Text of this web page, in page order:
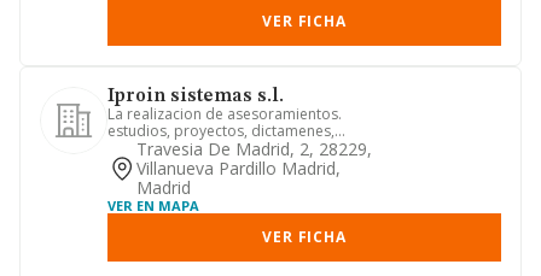
VER FICHA
Iproin sistemas s.l.
La realizacion de asesoramientos.
estudios, proyectos, dictamenes,
instalaciones y toda clase de tr...
Travesia De Madrid, 2, 28229,
Villanueva Pardillo Madrid,
Madrid
VER EN MAPA
VER FICHA